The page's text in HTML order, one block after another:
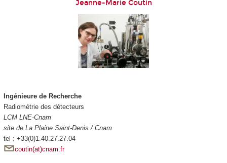
Jeanne-Marie Coutin
Ingénieure de Recherche
Radiométrie des détecteurs
LCM LNE-Cnam
site de La Plaine Saint-Denis / Cnam
tel : +33(0)1.40.27.27.04
coutin(at)cnam.fr